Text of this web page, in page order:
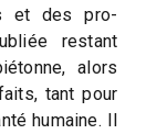
et des pro-
restant
alors
tant pour
humaine. Il